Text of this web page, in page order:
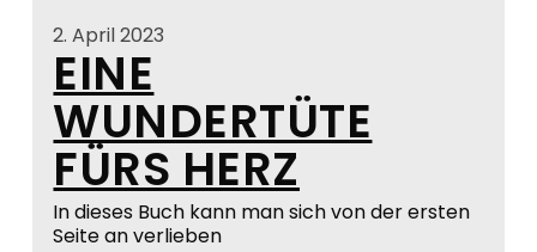
2. April 2023
EINE
WUNDERTÜTE
FÜRS HERZ
In dieses Buch kann man sich von der ersten
Seite an verlieben